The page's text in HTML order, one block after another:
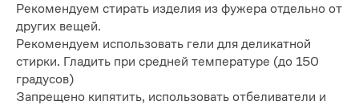
Рекомендуем стирать изделия из фужера отдельно от
других вещей.
Рекомендуем использовать гели для деликатной
стирки. Гладить при средней температуре (до 150
градусов)
Запрещено кипятить, использовать отбеливатели и